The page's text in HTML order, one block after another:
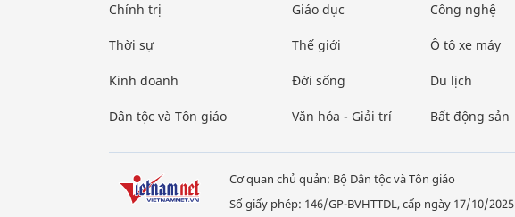
Chính trị
Thời sự
Kinh doanh
Dân tộc và Tôn giáo
Giáo dục
Thế giới
Đời sống
Văn hóa - Giải trí
Công nghệ
Ô tô xe máy
Du lịch
Bất động sản
Cơ quan chủ quản: Bộ Dân tộc và Tôn giáo
Số giấy phép: 146/GP-BVHTTDL, cấp ngày 17/10/2025